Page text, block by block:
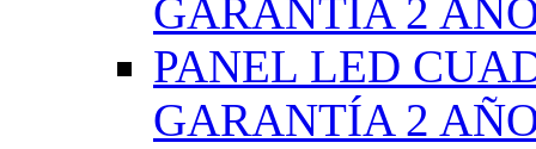
GARANTÍA 2
PANEL LED
GARANTÍA 2